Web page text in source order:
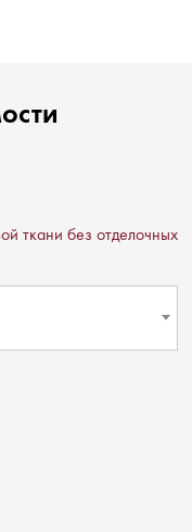
ткани без отделочных